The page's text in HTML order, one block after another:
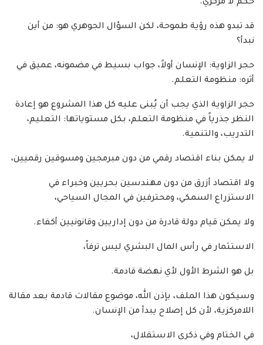
حكم لا مركزي.
قد تبدو هذه رؤية طموحة، لكن السؤال الجوهري هو: من أين
نبدأ؟
حجر الزاوية: الإنسان أولاً، جواب بسيط في مضمونه، عميق في
أثره: منظومة التعلم.
حجر الزاوية الذي يجب أن يُبنى عليه كل هذا المشروع هو إعادة
النظر جذرياً في منظومة التعلم، بكل مستوياتها: التعليم،
التدريب، والتنمية.
لا يمكن بناء اقتصاد رقمي من دون مبرمجين ومسوقين رقميين،
ولا اقتصاد أزرق من دون مهندسين بحريين وخبراء في
الاستزراع السمكي، ومحترفين في المجال السياحي،
ولا يمكن قيام دولة قادرة من دون إداريين وقانونيين أكفاء.
الاستثمار في رأس المال البشري ليس ترفاً،
بل هو الشرط الأول لأي نهضة قادمة.
وسيكون هذا الملف، بإذن الله، موضوع مقالات قادمة بعد مقالة
اللامركزية، لأن كل إصلاح يبدأ من الإنسان.
في الختام وفي ذكرى الاستقلال،